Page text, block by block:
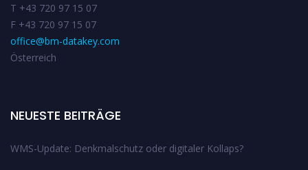
T +43 720 97 15 07
F +43 720 97 15 07
office@bm-datakey.com
Österreich
NEUESTE BEITRÄGE
WMS-Update: Denkmalschutz oder digitaler Kollaps?